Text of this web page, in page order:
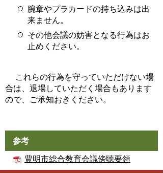
腕章やプラカードの持ち込みは出
来ません。
その他会議の妨害となる行為はお
止めください。
これらの行為を守っていただけない場
合は、退場していただく場合もあります
ので、ご承知おきください。
参考
豊明市総合教育会議傍聴要領